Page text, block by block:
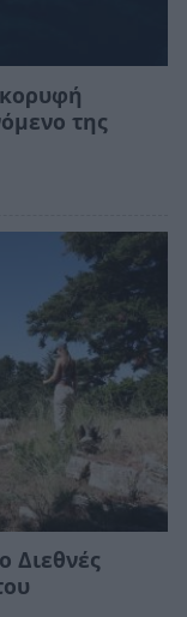
της
Διεθνές